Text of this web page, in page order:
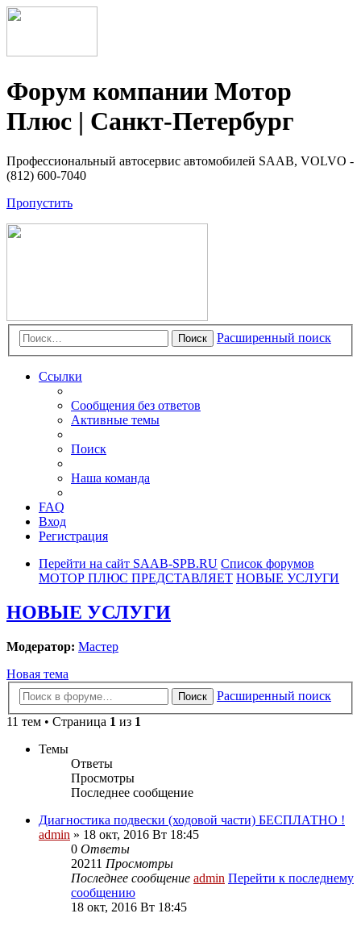
Форум компании Мотор
Плюс | Санкт-Петербург
Профессиональный автосервис автомобилей SAAB, VOLVO -
(812) 600-7040
Пропустить
Поиск Расширенный поиск
Ссылки
Сообщения без ответов
Активные темы
Поиск
Наша команда
FAQ
Вход
Регистрация
Перейти на сайт SAAB-SPB.RU Список форумов
МОТОР ПЛЮС ПРЕДСТАВЛЯЕТ НОВЫЕ УСЛУГИ
НОВЫЕ УСЛУГИ
Модератор: Мастер
Новая тема
Поиск
Расширенный поиск
11 тем • Страница 1 из 1
Темы
Ответы
Просмотры
Последнее сообщение
Диагностика подвески (ходовой части) БЕСПЛАТНО !
admin » 18 окт, 2016 Вт 18:45
0 Ответы
20211 Просмотры
Последнее сообщение admin Перейти к последнему
сообщению
18 окт, 2016 Вт 18:45